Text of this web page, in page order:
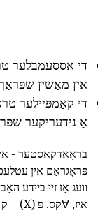
די אַססעמבלער
אין מאַשין
די קאַמפּיילער
אַ נידעריקער
בראָאַדקאַסטער -
פּראָגראַם אין
וועג אַז זיי ביידע
איז, ∀קס. פּ (X) = ק (X).